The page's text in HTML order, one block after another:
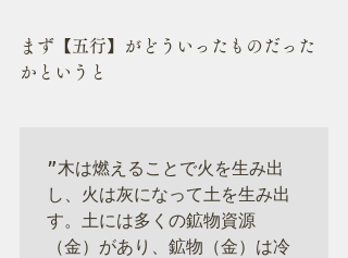
まず【五行】がどういったものだった
かというと
”木は燃えることで火を生み出
し、火は灰になって土を生み出
す。土には多くの鉱物資源
（金）があり、鉱物（金）は冷